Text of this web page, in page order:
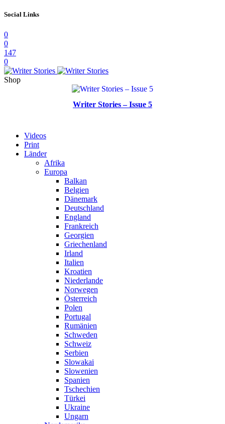
Social Links
0
0
147
0
Shop
Writer Stories – Issue 5
Videos
Print
Länder
Afrika
Europa
Balkan
Belgien
Dänemark
Deutschland
England
Frankreich
Georgien
Griechenland
Irland
Italien
Kroatien
Niederlande
Norwegen
Österreich
Polen
Portugal
Rumänien
Schweden
Schweiz
Serbien
Slowakai
Slowenien
Spanien
Tschechien
Türkei
Ukraine
Ungarn